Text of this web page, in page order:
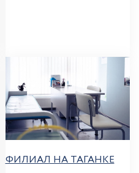
ФИЛИАЛ НА ТАГАНКЕ